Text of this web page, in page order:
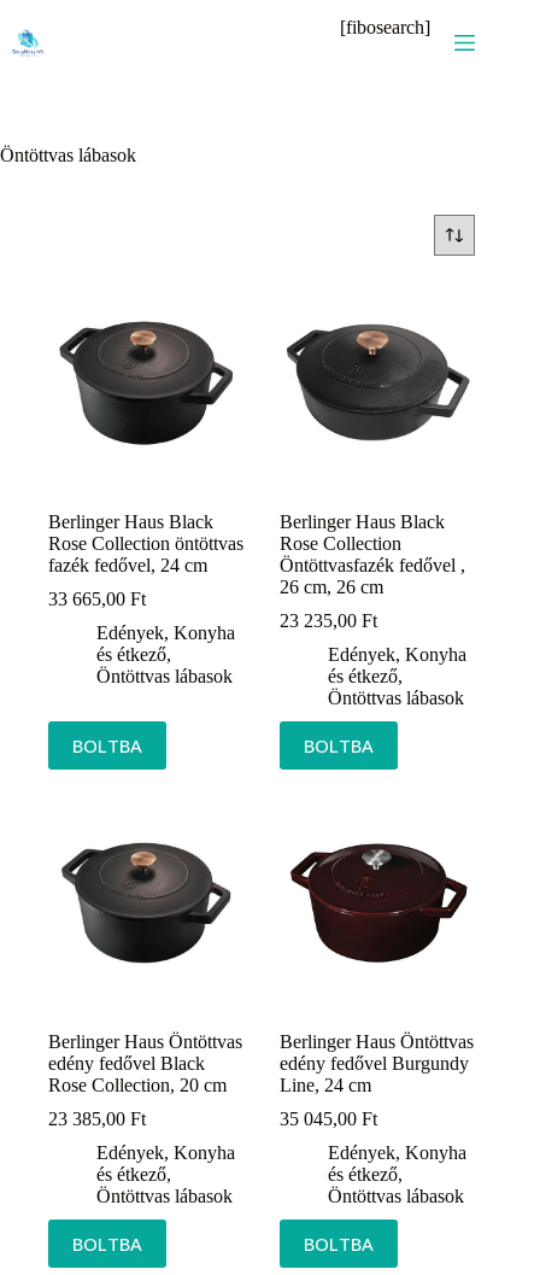
content
[fibosearch]
Öntöttvas lábasok
Berlinger Haus Black
Rose Collection öntöttvas
fazék fedővel, 24 cm
33 665,00 Ft
Edények, Konyha
és étkező,
Öntöttvas lábasok
BOLTBA
Berlinger Haus Black
Rose Collection
Öntöttvasfazék fedővel ,
26 cm, 26 cm
23 235,00Ft
Edények,Konyha
és étkező,
Öntöttvas lábasok
BOLTBA
Berlinger Haus Öntöttvas
edény fedővel Black
Rose Collection, 20 cm
23 385,00 Ft
Edények, Konyha
és étkező,
Öntöttvas lábasok
BOLTBA
Berlinger Haus Öntöttvas
edény fedővel Burgundy
Line, 24 cm
35 045,00Ft
Edények,Konyha
és étkező,
Öntöttvas lábasok
BOLTBA